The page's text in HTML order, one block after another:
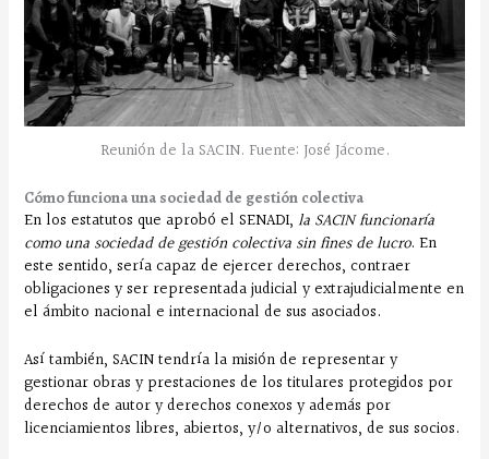
Reunión de la SACIN. Fuente: José Jácome.
Cómo funciona una sociedad de gestión colectiva
En los estatutos que aprobó el SENADI, la SACIN funcionaría
como una sociedad de gestión colectiva sin fines de lucro. En
este sentido, sería capaz de ejercer derechos, contraer
obligaciones y ser representada judicial y extrajudicialmente en
el ámbito nacional e internacional de sus asociados.
Así también, SACIN tendría la misión de representar y
gestionar obras y prestaciones de los titulares protegidos por
derechos de autor y derechos conexos y además por
licenciamientos libres, abiertos, y/o alternativos, de sus socios.